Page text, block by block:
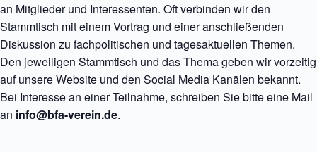
an Mitglieder und Interessenten. Oft verbinden wir den
Stammtisch mit einem Vortrag und einer anschließenden
Diskussion zu fachpolitischen und tagesaktuellen Themen.
Den jeweiligen Stammtisch und das Thema geben wir vorzeitig
auf unsere Website und den Social Media Kanälen bekannt.
Bei Interesse an einer Teilnahme, schreiben Sie bitte eine Mail
an info@bfa-verein.de.